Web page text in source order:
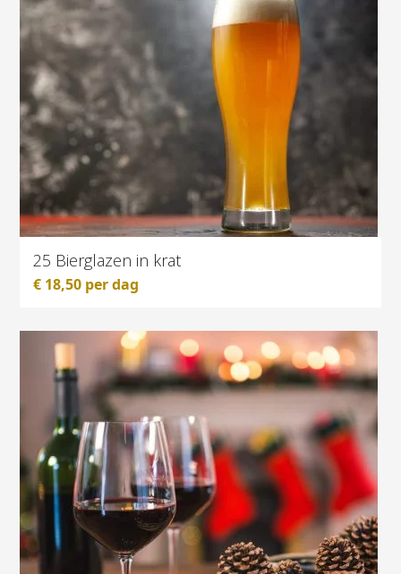
25 Bierglazen in krat
€ 18,50 per dag